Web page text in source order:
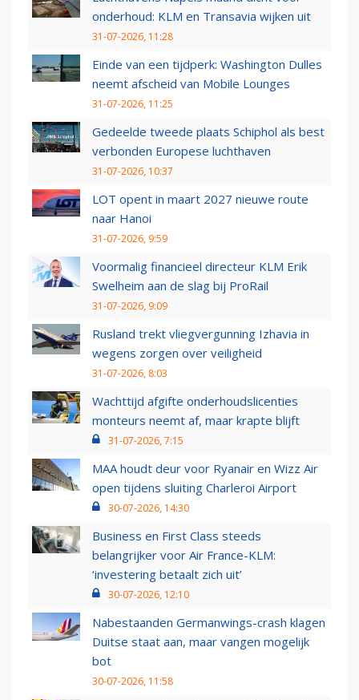
onderhoud: KLM en Transavia wijken uit
31-07-2026, 11:28
Einde van een tijdperk: Washington Dulles
neemt afscheid van Mobile Lounges
31-07-2026, 11:25
Gedeelde tweede plaats Schiphol als best
verbonden Europese luchthaven
31-07-2026, 10:37
LOT opent in maart 2027 nieuwe route
naar Hanoi
31-07-2026, 9:59
Voormalig financieel directeur KLM Erik
Swelheim aan de slag bij ProRail
31-07-2026, 9:09
Rusland trekt vliegvergunning Izhavia in
wegens zorgen over veiligheid
31-07-2026, 8:03
Wachttijd afgifte onderhoudslicenties
monteurs neemt af, maar krapte blijft
31-07-2026, 7:15
MAA houdt deur voor Ryanair en Wizz Air
open tijdens sluiting Charleroi Airport
30-07-2026, 14:30
Business en First Class steeds
belangrijker voor Air France-KLM:
‘investering betaalt zich uit’
30-07-2026, 12:10
Nabestaanden Germanwings-crash klagen
Duitse staat aan, maar vangen mogelijk
bot
30-07-2026, 11:58